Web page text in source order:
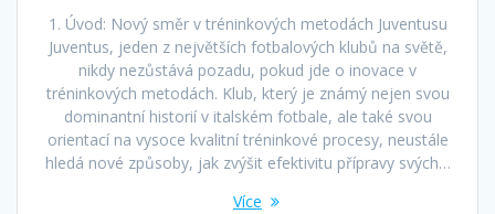
1. Úvod: Nový směr v tréninkových metodách Juventusu
Juventus, jeden z největších fotbalových klubů na světě,
nikdy nezůstává pozadu, pokud jde o inovace v
tréninkových metodách. Klub, který je známý nejen svou
dominantní historií v italském fotbale, ale také svou
orientací na vysoce kvalitní tréninkové procesy, neustále
hledá nové způsoby, jak zvýšit efektivitu přípravy svých…
Více